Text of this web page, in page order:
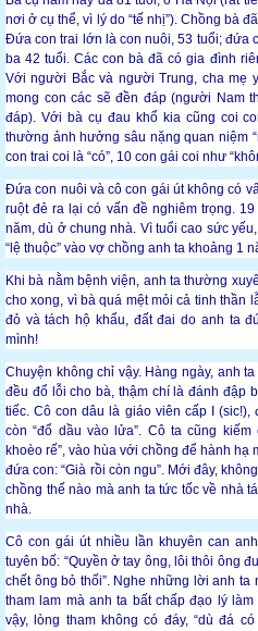
nơi ở cụ thể, vì lý do “tế nhị”). Chồng bà
Đứa con trai lớn là con nuôi, 53 tuổi; đứa
ba 42 tuổi. Các con bà đã có gia đình
Với người Bắc và người Trung, cha mẹ
mong con các sẽ đền đáp (người Nam
đáp). Với bà cụ đau khổ kia cũng coi
thường ảnh hưởng sâu nặng quan niệm
con trai coi là “có”, 10 con gái coi như
Đứa con nuôi và cô con gái út không có
ruột đẻ ra lại có vấn đề nghiêm trọng.
năm, dù ở chung nhà. Vì tuổi cao sức
“lệ thuộc” vào vợ chồng anh ta khoảng 1
Khi bà nằm bệnh viện, anh ta thường
cho xong, vì bà quá mệt mỏi cả tinh thần
đỏ và tách hộ khẩu, đất đai do anh ta
mình!
Chuyện không chỉ vậy. Hàng ngày, anh
đều đổ lỗi cho bà, thậm chí là đánh đập
tiếc. Cô con dâu là giáo viên cấp I
còn “đổ dầu vào lửa”. Cô ta cũng
khoèo rế”, vào hùa với chồng để hành
đứa con: “Già rồi còn ngu”. Mới đây,
chồng thế nào mà anh ta tức tốc về nhà
nhà.
Cô con gái út nhiều lần khuyên can
tuyên bố: “Quyền ở tay ông, lôi thôi ông
chết ông bỏ thối”. Nghe những lời anh ta
tham lam mà anh ta bất chấp đạo lý
vậy, lòng tham không có đáy, “dù đá